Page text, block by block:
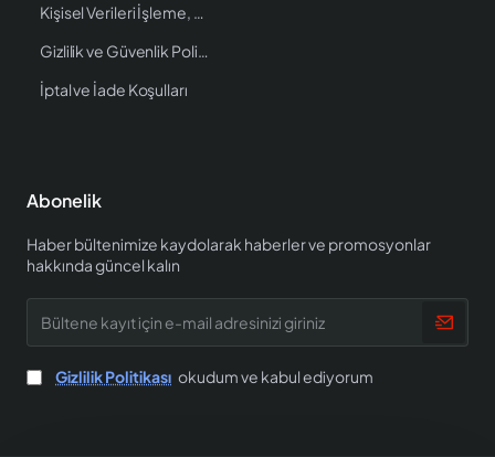
Kişisel Verileri İşleme, Saklama ve İmha Politikası
Gizlilik ve Güvenlik Politikası
İptal ve İade Koşulları
Abonelik
Haber bültenimize kaydolarak haberler ve promosyonlar
hakkında güncel kalın
kayıt
için
e-
mail
Gizlilik Politikası okudum ve kabul ediyorum